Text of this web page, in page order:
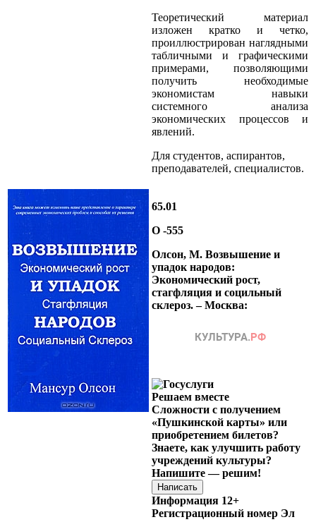
Теоретический материал
изложен кратко и четко,
проиллюстрирован наглядными
табличными и графическими
примерами, позволяющими
получить необходимые
экономистам навыки
системного анализа
экономических процессов и
явлений.
Для студентов, аспирантов,
преподавателей, специалистов.
65.01
О -555
Олсон, М. Возвышение и
упадок народов:
Экономический рост,
стагфляция и социльный
склероз. – Москва:
Решаем вместе
Сложности с получением
«Пушкинской карты» или
приобретением билетов?
Знаете, как улучшить работу
учреждений культуры?
Напишите — решим!
Написать
Информация 12+
Регистрационный номер Эл